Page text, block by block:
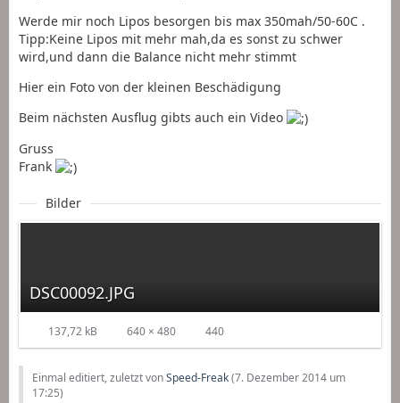
Werde mir noch Lipos besorgen bis max 350mah/50-60C .
Tipp:Keine Lipos mit mehr mah,da es sonst zu schwer
wird,und dann die Balance nicht mehr stimmt
Hier ein Foto von der kleinen Beschädigung
Beim nächsten Ausflug gibts auch ein Video
Gruss
Frank
Bilder
DSC00092.JPG
137,72 kB 640 × 480 440
Einmal editiert, zuletzt vonSpeed-Freak(7. Dezember 2014 um
17:25)